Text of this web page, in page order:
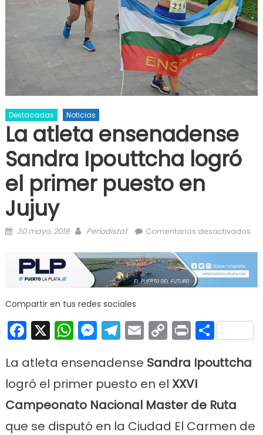
Destacadas Noticias
La atleta ensenadense
Sandra Ipouttcha logró
el primer puesto en
Jujuy
Posted on
30 mayo, 2018 Author
Periodista1 Comentarios desactivados
Compartir en tus redes sociales
Facebook
X WhatsApp
Messenger
Telegram
EmailCopy
Link
Print
La atleta ensenadense Sandra Ipouttcha
logró el primer puesto en el XXVI
Campeonato Nacional Master de Ruta
que se disputó en la Ciudad El Carmen de